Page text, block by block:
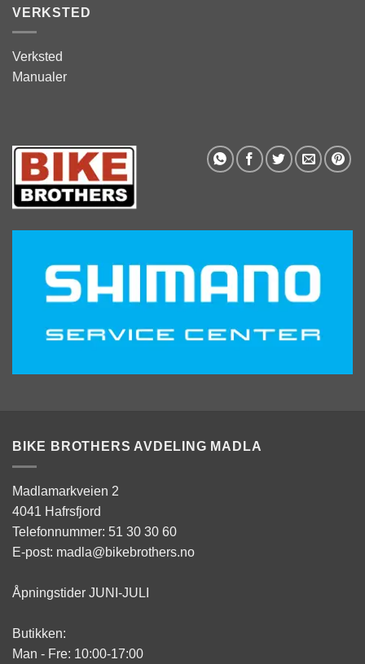
VERKSTED
Verksted
Manualer
BIKE BROTHERS AVDELING MADLA
Madlamarkveien 2
4041 Hafrsfjord
Telefonnummer: 51 30 30 60
E-post: madla@bikebrothers.no
Åpningstider JUNI-JULI
Butikken:
Man - Fre: 10:00-17:00